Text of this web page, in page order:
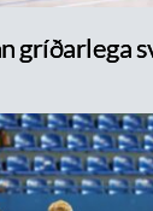
gríðarlega